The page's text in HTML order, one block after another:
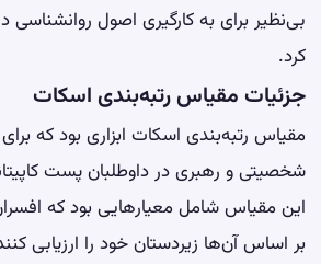
بی‌نظیر برای به کارگیری اصول
کرد.
جزئیات مقیاس رتبه‌بندی اسکات
مقیاس رتبه‌بندی اسکات ابزاری بود که
شخصیتی و رهبری در داوطلبان پست
این مقیاس شامل معیارهایی بود که
بر اساس آن‌ها زیردستان خود را ارزیابی